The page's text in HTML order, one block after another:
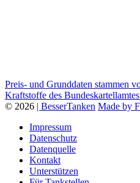
Preis- und Grunddaten stammen
Kraftstoffe des
© 2026 | BesserTanken Made by
Impressum
Datenschutz
Datenquelle
Kontakt
Unterstützen